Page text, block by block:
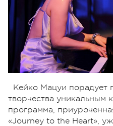
Кейко Мацуи порадует
творчества уникальным
программа,
«Journey to the Heart»,